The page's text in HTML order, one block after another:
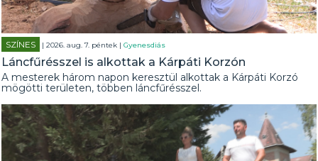
SZÍNES | 2026. aug. 7. péntek |Gyenesdiás
Láncfűrésszel is alkottak a Kárpáti Korzón
A mesterek három napon keresztül alkottak a Kárpáti Korzó
mögötti területen, többen láncfűrésszel.